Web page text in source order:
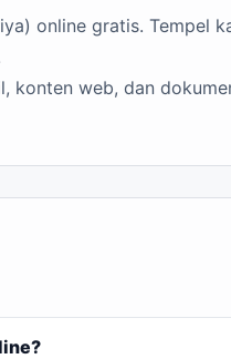
online gratis. Tempel
konten web, dan